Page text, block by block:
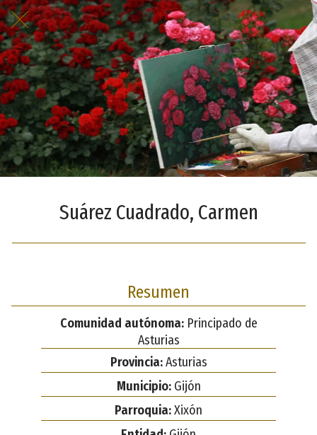
Suárez Cuadrado, Carmen
Resumen
Comunidad autónoma:Principado de
Asturias
Provincia:Asturias
Municipio:Gijón
Parroquia:Xixón